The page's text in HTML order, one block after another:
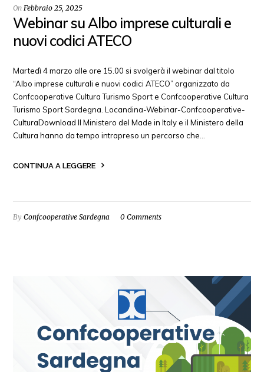
On Febbraio 25, 2025
Webinar su Albo imprese culturali e
nuovi codici ATECO
Martedì 4 marzo alle ore 15.00 si svolgerà il webinar dal titolo
“Albo imprese culturali e nuovi codici ATECO” organizzato da
Confcooperative Cultura Turismo Sport e Confcooperative Cultura
Turismo Sport Sardegna. Locandina-Webinar-Confcooperative-
CulturaDownload Il Ministero del Made in Italy e il Ministero della
Cultura hanno da tempo intrapreso un percorso che…
CONTINUA A LEGGERE
ByConfcooperative Sardegna 0 Comments